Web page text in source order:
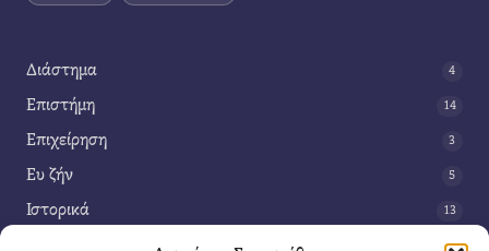
Διάστημα 4
Επιστήμη 14
Επιχείρηση 3
Ευ ζήν 5
Ιστορικά 13
42